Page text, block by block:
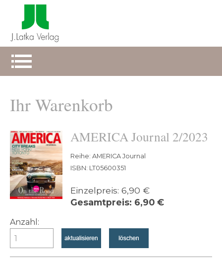
Ihr Warenkorb
AMERICA Journal 2/2023
Reihe: AMERICA Journal
ISBN: LT05600351
Einzelpreis: 6,90 €
Gesamtpreis: 6,90 €
Anzahl: